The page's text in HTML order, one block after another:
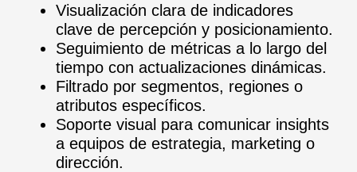
Visualización clara de indicadores
clave de percepción y posicionamiento.
Seguimiento de métricas a lo largo del
tiempo con actualizaciones dinámicas.
Filtrado por segmentos, regiones o
atributos específicos.
Soporte visual para comunicar insights
a equipos de estrategia, marketing o
dirección.